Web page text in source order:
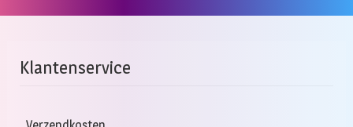
Klantenservice